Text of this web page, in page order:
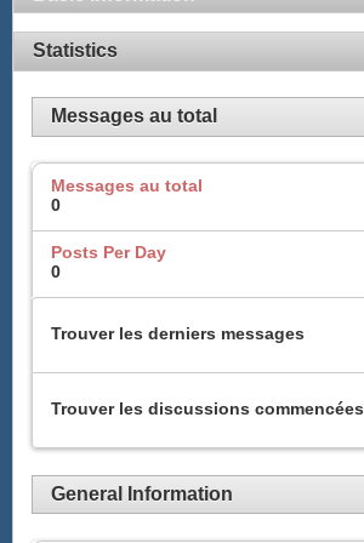
Statistics
Messages au total
Messages au total
0
Posts Per Day
0
Trouver les derniers messages
Trouver les discussions commencées
General Information